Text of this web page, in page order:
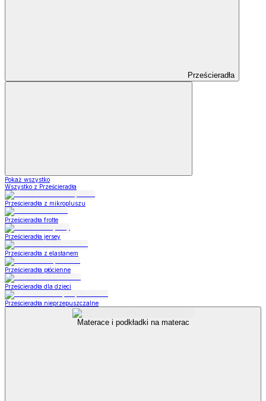
Prześcieradła
Pokaż wszystko
Wszystko z Prześcieradła
Prześcieradła z mikropluszu
Prześcieradła frotte
Prześcieradła jersey
Prześcieradła z elastanem
Prześcieradła płócienne
Prześcieradła dla dzieci
Prześcieradła nieprzepuszczalne
Materace i podkładki na materac